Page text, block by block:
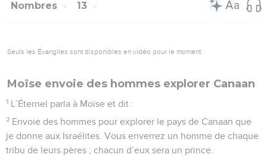
Nombres 13
Seuls les Évangiles sont disponibles en vidéo pour le moment.
Moïse envoie des hommes explorer Canaan
1 L’Éternel parla à Moïse et dit :
2 Envoie des hommes pour explorer le pays de Canaan que
je donne aux Israélites. Vous enverrez un homme de chaque
tribu de leurs pères ; chacun d’eux sera un prince.